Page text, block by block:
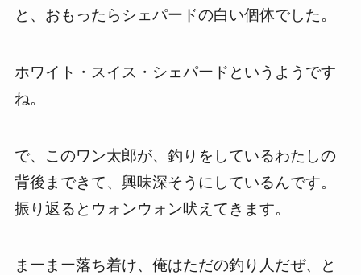
と、おもったらシェパードの白い個体でした。
ホワイト・スイス・シェパードというようです
ね。
で、このワン太郎が、釣りをしているわたしの
背後まできて、興味深そうにしているんです。
振り返るとウォンウォン吠えてきます。
まーまー落ち着け、俺はただの釣り人だぜ、と